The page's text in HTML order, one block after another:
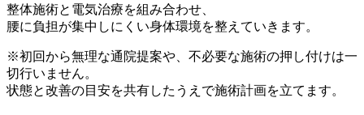
整体施術と電気治療を組み合わせ、
腰に負担が集中しにくい身体環境を整えていきます。
※初回から無理な通院提案や、不必要な施術の押し付けは一
切行いません。
状態と改善の目安を共有したうえで施術計画を立てます。